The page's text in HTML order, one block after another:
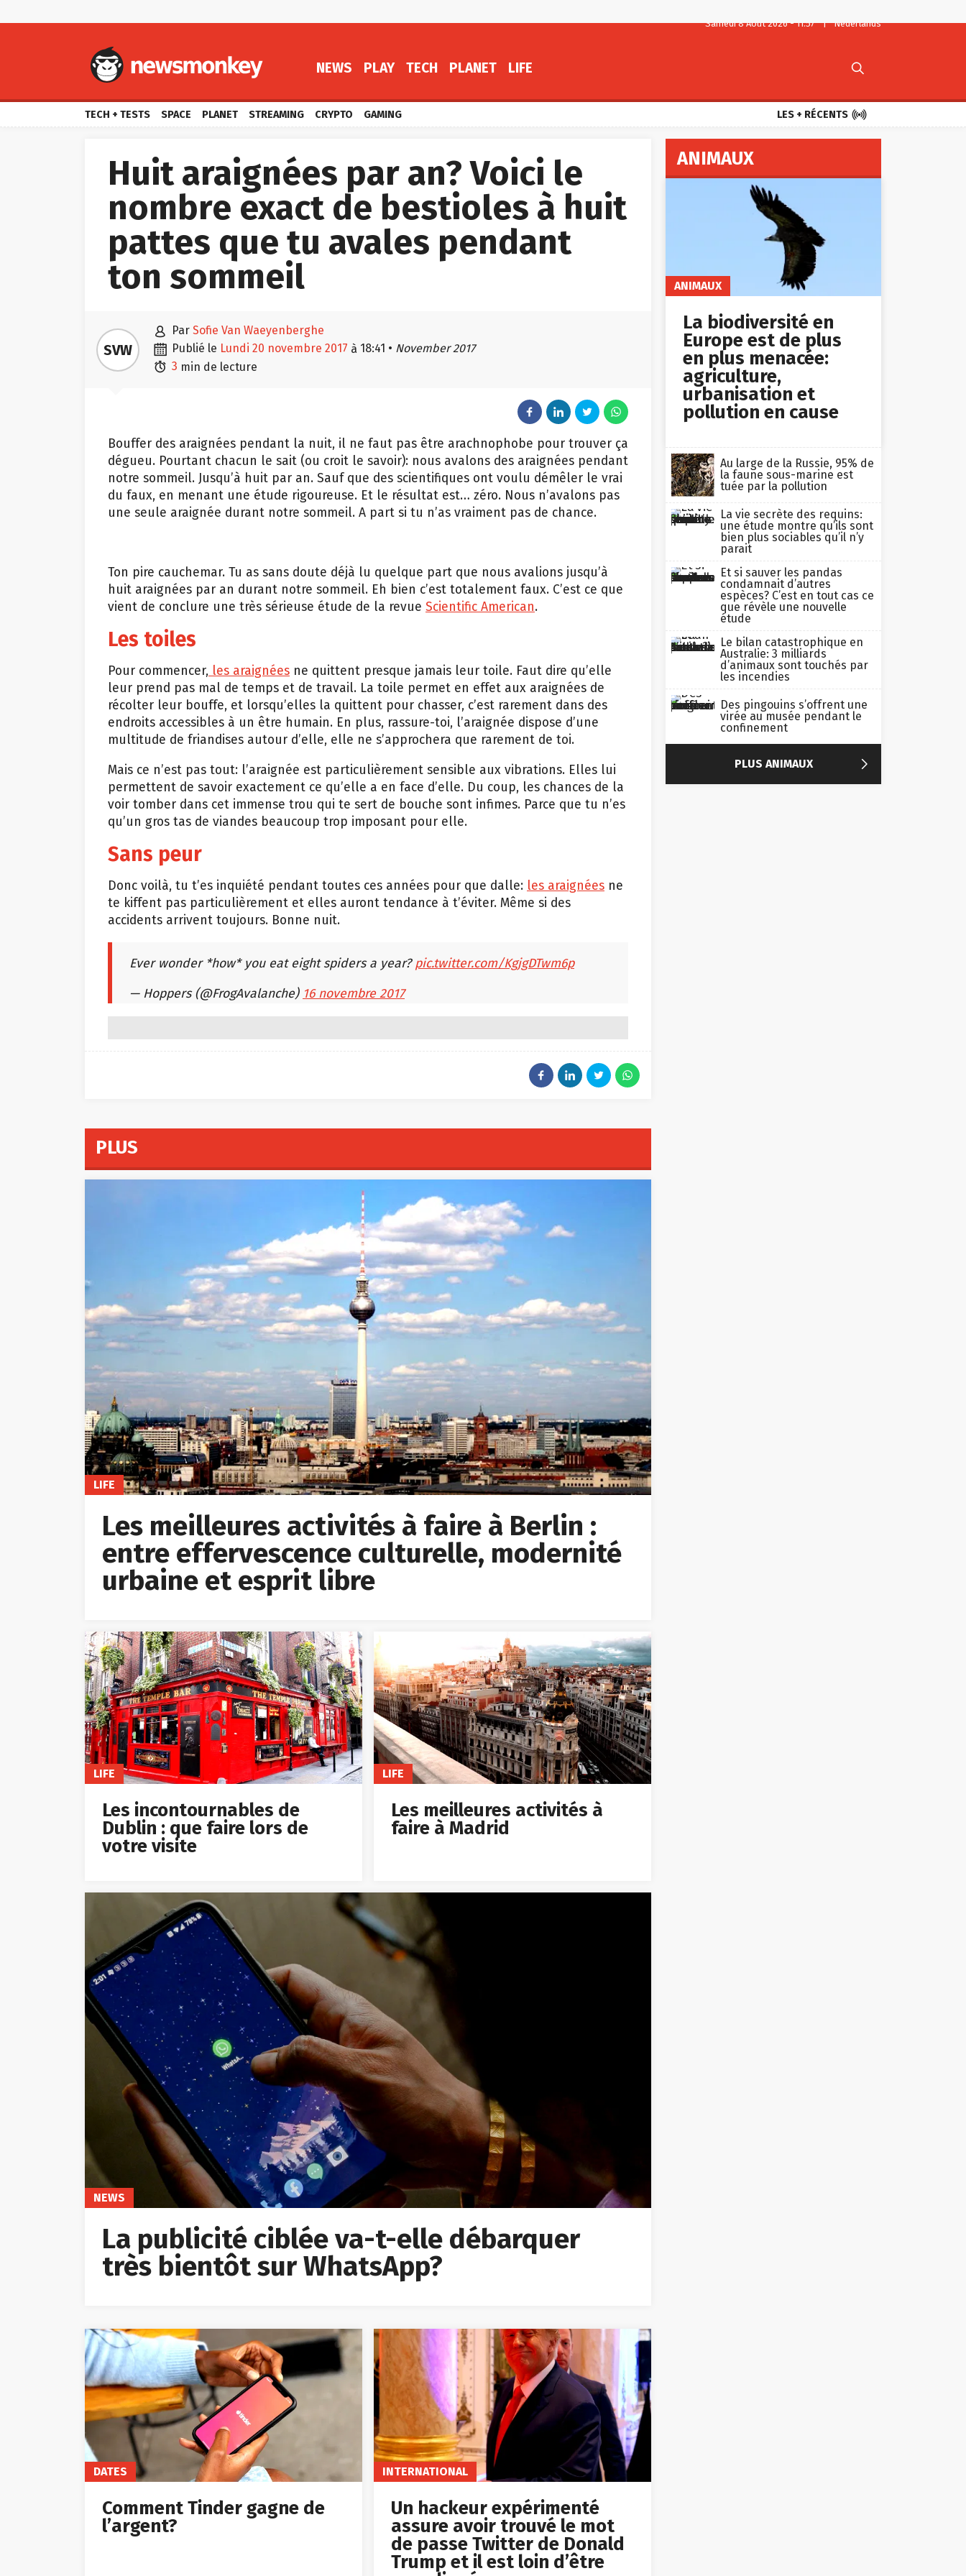

TECH + TESTS SPACE PLANET STREAMING CRYPTO GAMING LES + RÉCENTS 
Huit araignées par an? Voici le
nombre exact de bestioles à huit
pattes que tu avales pendant
ton sommeil
SVW

 publié le lundi 20 novembre 2017
 3 min de lecture
Bouffer des araignées pendant la nuit, il ne faut pas être arachnophobe pour trouver ça
dégueu. Pourtant chacun le sait (ou croit le savoir): nous avalons des araignées pendant
notre sommeil. Jusqu’à huit par an. Sauf que des scientifiques ont voulu démêler le vrai
du faux, en menant une étude rigoureuse. Et le résultat est… zéro. Nous n’avalons pas
une seule araignée durant notre sommeil. A part si tu n’as vraiment pas de chance.
Ton pire cauchemar. Tu as sans doute déjà lu quelque part que nous avalions jusqu’à
huit araignées par an durant notre sommeil. Eh bien c’est totalement faux. C’est ce que
vient de conclure une très sérieuse étude de la revue Scientific American.
Les toiles
les araignées
ne quittent presque jamais leur toile. Faut dire qu’elle
leur prend pas mal de temps et de travail. La toile permet en effet aux araignées de
récolter leur bouffe, et lorsqu’elles la quittent pour chasser, c’est rarement dans des
endroits accessibles à un être humain. En plus, rassure-toi, l’araignée dispose d’une
multitude de friandises autour d’elle, elle ne s’approchera que rarement de toi.
Mais ce n’est pas tout: l’araignée est particulièrement sensible aux vibrations. Elles lui
permettent de savoir exactement ce qu’elle a en face d’elle. Du coup, les chances de la
voir tomber dans cet immense trou qui te sert de bouche sont infimes. Parce que tu n’es
qu’un gros tas de viandes beaucoup trop imposant pour elle.
Sans peur
Donc voilà, tu t’es inquiété pendant toutes ces années pour que dalle: les araignées
te kiffent pas particulièrement et elles auront tendance à t’éviter. Même si des
accidents arrivent toujours. Bonne nuit.
Ever wonder *how* you eat eight spiders a year?
pic.twitter.com/KgjgDTwm6p
— Hoppers (@FrogAvalanche)
PLUS
LIFE
Les meilleures activités à faire à Berlin :
entre effervescence culturelle, modernité
urbaine et esprit libre
LIFE
Les incontournables de
Dublin : que faire lors de
votre visite
LIFE
Les meilleures activités à
faire à Madrid
NEWS
La publicité ciblée va-t-elle débarquer
très bientôt sur WhatsApp?
DATES
Comment Tinder gagne de
l’argent?
INTERNATIONAL
Un hackeur expérimenté
assure avoir trouvé le mot
de passe Twitter de Donald
Trump et il est loin d’être
compliqué
ANIMAUX
ANIMAUX
La biodiversité en
Europe est de plus
en plus menacée:
agriculture,
urbanisation et
pollution en cause
la faune sous-marine est
tuée par la pollution
une étude montre qu’ils sont
bien plus sociables qu’il n’y
parait
condamnait d’autres
espèces? C’est en tout cas ce
que révèle une nouvelle
étude
Australie: 3 milliards
d’animaux sont touchés par
les incendies
virée au musée pendant le
confinement
